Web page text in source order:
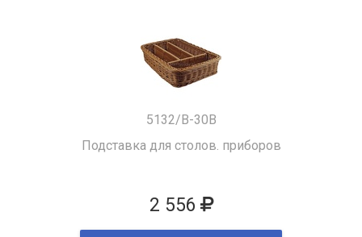
5132/B-30B
Подставка для столов. приборов
2 556